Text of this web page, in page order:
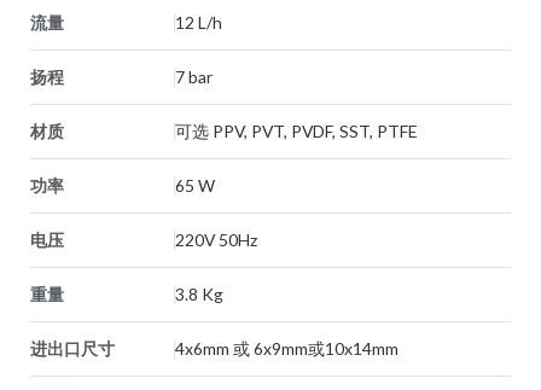
流量 12 L/h
扬程 7 bar
材质 可选 PPV, PVT, PVDF, SST, PTFE
功率 65 W
电压 220V 50Hz
重量 3.8 Kg
进出口尺寸 4x6mm 或 6x9mm或10x14mm